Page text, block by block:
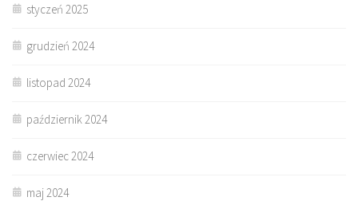
styczeń 2025
grudzień 2024
listopad 2024
październik 2024
czerwiec 2024
maj 2024